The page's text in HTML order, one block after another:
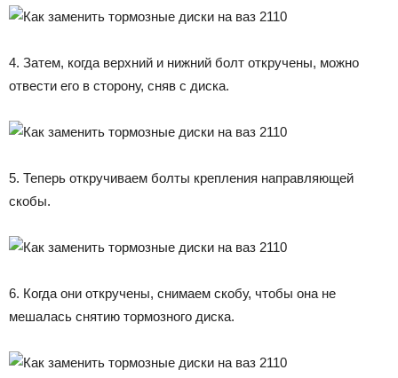
4. Затем, когда верхний и нижний болт откручены, можно
отвести его в сторону, сняв с диска.
5. Теперь откручиваем болты крепления направляющей
скобы.
6. Когда они откручены, снимаем скобу, чтобы она не
мешалась снятию тормозного диска.